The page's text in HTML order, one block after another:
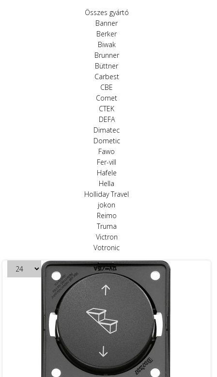
Összes gyártó
Banner
Berker
Biwak
Brunner
Büttner
Carbest
CBE
Comet
CTEK
DEFA
Dimatec
Dometic
Fawo
Fer-vill
Hafele
Hella
Holliday Travel
jokon
Reimo
Truma
Victron
Votronic